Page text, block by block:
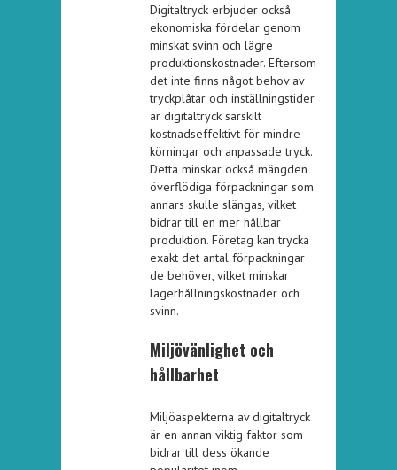
Digitaltryck erbjuder också
ekonomiska fördelar genom
minskat svinn och lägre
produktionskostnader. Eftersom
det inte finns något behov av
tryckplåtar och inställningstider
är digitaltryck särskilt
kostnadseffektivt för mindre
körningar och anpassade tryck.
Detta minskar också mängden
överflödiga förpackningar som
annars skulle slängas, vilket
bidrar till en mer hållbar
produktion. Företag kan trycka
exakt det antal förpackningar
de behöver, vilket minskar
lagerhållningskostnader och
svinn.
Miljövänlighet och
hållbarhet
Miljöaspekterna av digitaltryck
är en annan viktig faktor som
bidrar till dess ökande